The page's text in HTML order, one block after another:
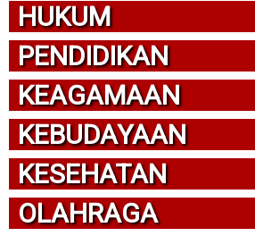
HUKUM
PENDIDIKAN
KEAGAMAAN
KEBUDAYAAN
KESEHATAN
OLAHRAGA